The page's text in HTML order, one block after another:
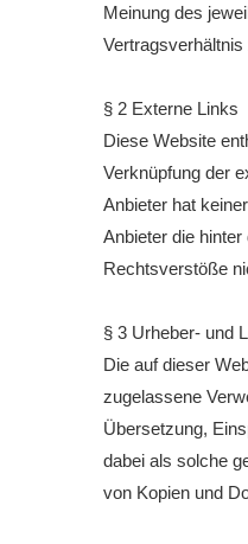
Meinung des
§ 2 Externe Links
Diese Website
Verknüpfung der
Anbieter hat
Anbieter die
Rechtsverstöße
§ 3 Urheber- und
Die auf dieser
zugelassene
Übersetzung,
dabei als solche
von Kopien und